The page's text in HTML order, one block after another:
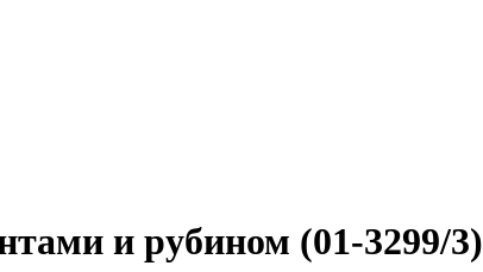
и рубином (01-3299/3)